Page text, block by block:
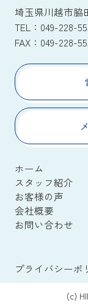
埼玉県川越市脇
TEL： 049-228-
FAX： 049-228-
ホーム
スタッフ紹介
お客様の声
会社概要
お問い合わせ
プライバシーポ
(c)